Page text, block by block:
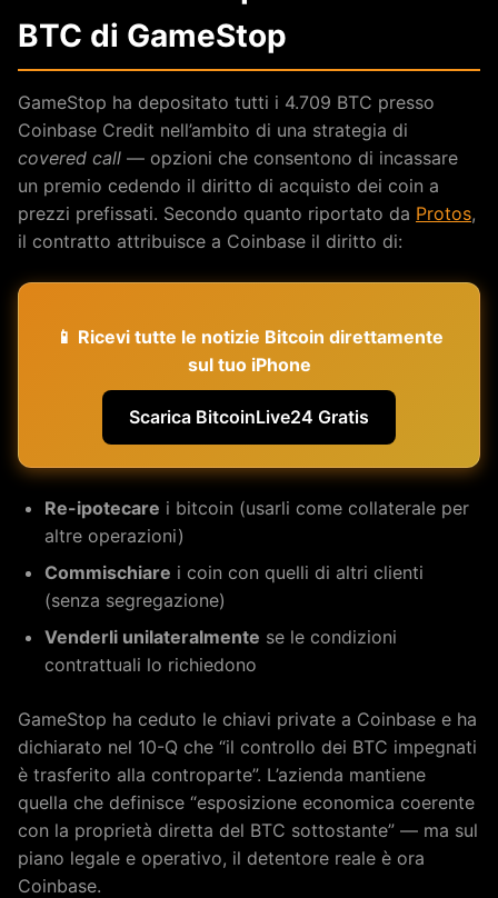
BTC di GameStop
GameStop ha depositato tutti i 4.709 BTC presso
Coinbase Credit nell’ambito di una strategia di
covered call — opzioni che consentono di incassare
un premio cedendo il diritto di acquisto dei coin a
prezzi prefissati. Secondo quanto riportato da Protos,
il contratto attribuisce a Coinbase il diritto di:
📱 Ricevi tutte le notizie Bitcoin direttamente
sul tuo iPhone
Scarica BitcoinLive24 Gratis
Re-ipotecare i bitcoin (usarli come collaterale per
altre operazioni)
Commischiare i coin con quelli di altri clienti
(senza segregazione)
Venderli unilateralmente se le condizioni
contrattuali lo richiedono
GameStop ha ceduto le chiavi private a Coinbase e ha
dichiarato nel 10-Q che “il controllo dei BTC impegnati
è trasferito alla controparte”. L’azienda mantiene
quella che definisce “esposizione economica coerente
con la proprietà diretta del BTC sottostante” — ma sul
piano legale e operativo, il detentore reale è ora
Coinbase.